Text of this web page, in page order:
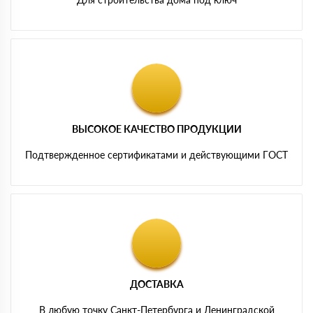
ВЫСОКОЕ КАЧЕСТВО ПРОДУКЦИИ
Подтвержденное сертификатами и действующими ГОСТ
ДОСТАВКА
В любую точку Санкт-Петербурга и Ленинградской